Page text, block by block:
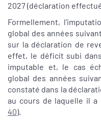
2027 (déclaration
Formellement,
global des années
sur la déclaration de
effet, le déficit subi
imputable et, le cas
global des années
constaté dans la
au cours de laquelle il a
40).